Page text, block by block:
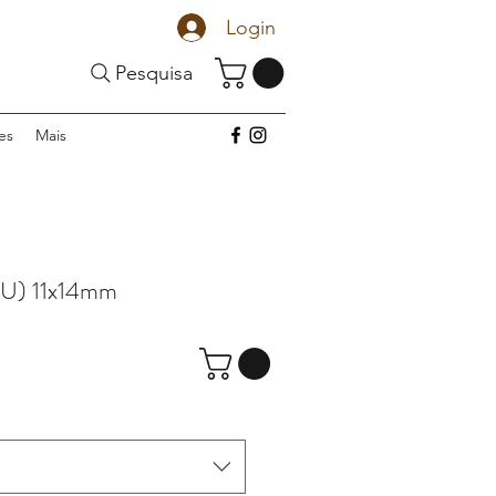
Login
Pesquisa
Mais
11x14mm